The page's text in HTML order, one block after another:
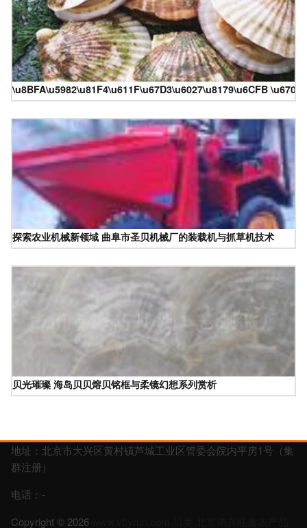
\u8BFA\u5982\u81F4\u611F\u67D3\u6027\u8179\u6CFB
探索农业机械新领域 曲阜市圣贝机械厂的装载机与抓草机技术
贝光璀璨 海岛贝贝熔贝铭框与柔镜幻想系列赏析
地址：北京市大兴区黄村镇芦城工业区管委会院内平房1号（集
群注册）
电话：-
Copyright © 2026